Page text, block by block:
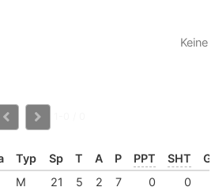
Keine
Typ Sp T A P PPT SHT
M 21 5 2 7 0
0